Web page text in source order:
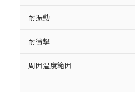
耐振動
耐衝撃
周囲温度範囲